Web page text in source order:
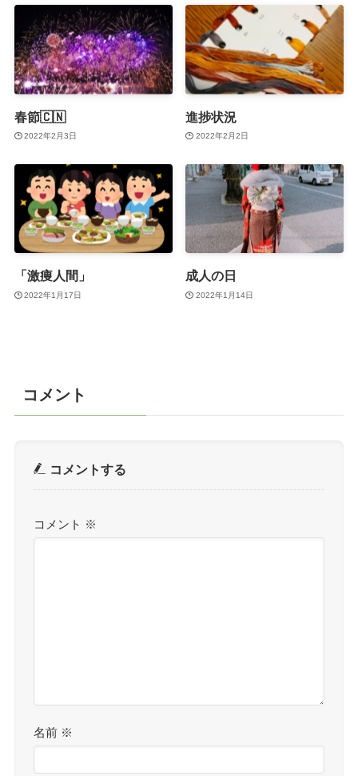
春節🇨🇳
2022年2月3日
進捗状況
2022年2月2日
「激痩人間」
2022年1月17日
成人の日
2022年1月14日
コメント
コメントする
コメント ※
名前 ※